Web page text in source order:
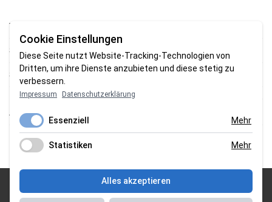
TSV gewinnt Testspiel bei Braker Reserve
SV Brake gewinnt erstes Heimspiel mit 2:0
SV Brake feiert 5:2-Auftaktsieg beim Delmenhorster TB
Fehlstart in Oldenburg: 1. FC Nordenham verliert zum Bezirksliga-
Auftakt
Fußball in der Wesermarsch: Die Bilder vom Wochenende
© 2026 Sportgasm . All Rights Reserved.
Cookie Einstellungen
Diese Seite nutzt Website-Tracking-Technologien von
Dritten, um ihre Dienste anzubieten und diese stetig zu
verbessern.
Impressum Datenschutzerklärung
Essenziell Mehr
Statistiken Mehr
Alles akzeptieren